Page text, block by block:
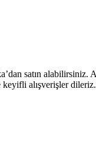
satın alabilirsiniz.
keyifli alışverişler dileriz.